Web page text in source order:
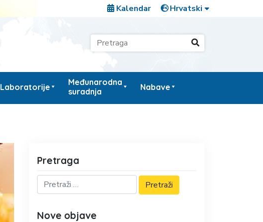
Kalendar
Laboratorije
Međunarodna
suradnja
Nabave
Pretraga
Nove objave